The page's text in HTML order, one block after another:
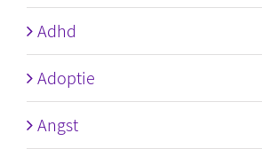
Adhd
Adoptie
Angst